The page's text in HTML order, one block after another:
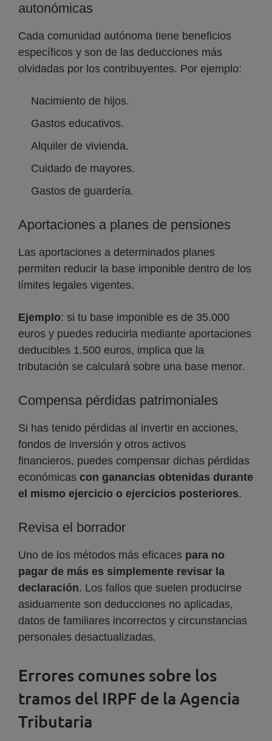
autonómicas
Cada comunidad autónoma tiene beneficios
específicos y son de las deducciones más
olvidadas por los contribuyentes. Por ejemplo:
Nacimiento de hijos.
Gastos educativos.
Alquiler de vivienda.
Cuidado de mayores.
Gastos de guardería.
Aportaciones a planes de pensiones
Las aportaciones a determinados planes
permiten reducir la base imponible dentro de los
límites legales vigentes.
Ejemplo: si tu base imponible es de 35.000
euros y puedes reducirla mediante aportaciones
deducibles 1.500 euros, implica que la
tributación se calculará sobre una base menor.
Compensa pérdidas patrimoniales
Si has tenido pérdidas al invertir en acciones,
fondos de inversión y otros activos
financieros, puedes compensar dichas pérdidas
económicas con ganancias obtenidas durante
el mismo ejercicio o ejercicios posteriores.
Revisa el borrador
Uno de los métodos más eficaces para no
pagar de más es simplemente revisar la
declaración. Los fallos que suelen producirse
asiduamente son deducciones no aplicadas,
datos de familiares incorrectos y circunstancias
personales desactualizadas.
Errores comunes sobre los
tramos del IRPF de la Agencia
Tributaria